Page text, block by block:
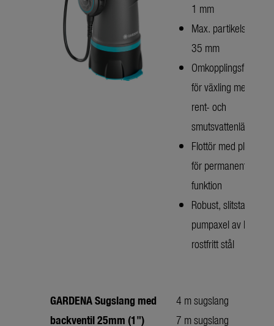
1 mm
Max. partikelstorlek
35 mm
Omkopplingsfunktion
för växling mellan
rent- och
smutsvattenläge
Flottör med plug-in
för permanent på-
funktion
Robust, slitstark
pumpaxel av härdat
rostfritt stål
GARDENA Sugslang med
backventil 25mm (1")
4 m sugslang
7 m sugslang